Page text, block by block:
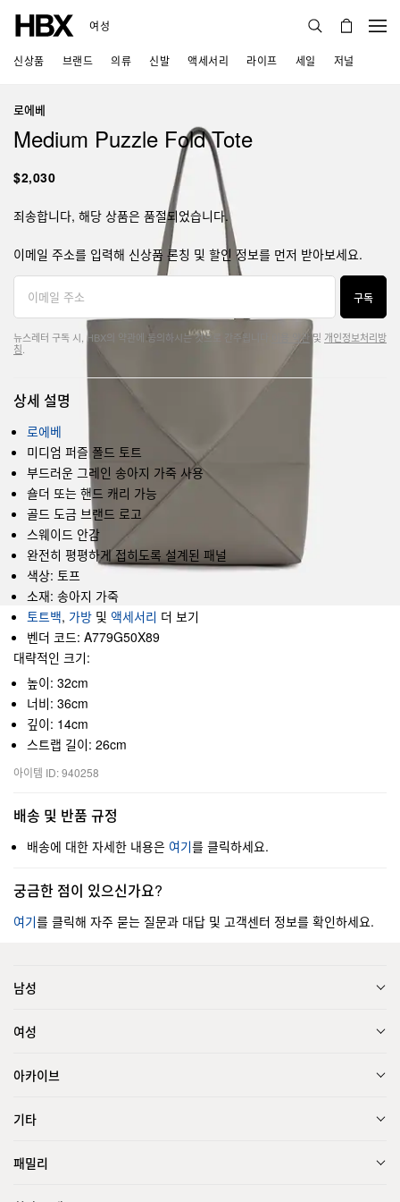
여성
신상품 브랜드 의류 신발 액세서리 라이프 세일 저널
로에베
Medium Puzzle Fold Tote
$2,030
죄송합니다, 해당 상품은 품절되었습니다.
이메일 주소를 입력해 신상품 론칭 및 할인 정보를 먼저 받아보세요.
구독
뉴스레터 구독 시, HBX의 약관에 동의하시는 것으로 간주됩니다. 이용 약관및 개인정보처리방
침
상세 설명
로에베
미디엄 퍼즐 폴드 토트
부드러운 그레인 송아지 가죽 사용
숄더 또는 핸드 캐리 가능
골드 도금 브랜드 로고
스웨이드 안감
완전히 평평하게 접히도록 설계된 패널
색상: 토프
소재: 송아지 가죽
토트백, 가방 및 액세서리 더 보기
벤더 코드: A779G50X89
대략적인 크기:
높이: 32cm
너비: 36cm
깊이: 14cm
스트랩 길이: 26cm
아이템 ID: 940258
배송 및 반품 규정
배송에 대한 자세한 내용은 여기를 클릭하세요.
궁금한 점이 있으신가요?
여기를 클릭해 자주 묻는 질문과 대답 및 고객센터 정보를 확인하세요.
남성
여성
아카이브
기타
패밀리